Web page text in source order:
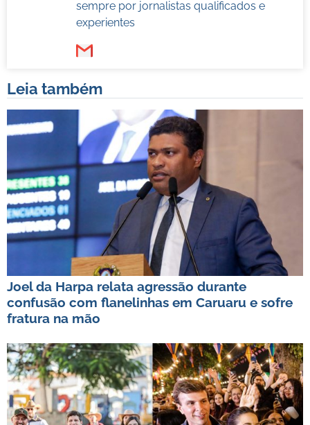
sempre por jornalistas qualificados e
experientes
Leia também
Joel da Harpa relata agressão durante
confusão com flanelinhas em Caruaru e sofre
fratura na mão